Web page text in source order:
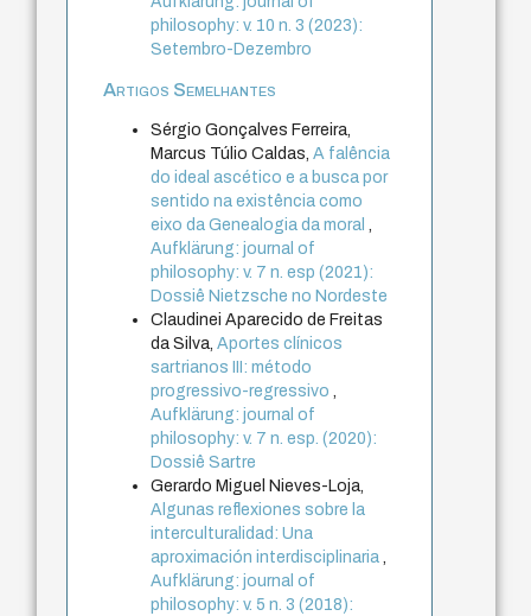
philosophy: v. 10 n. 3 (2023):
Setembro-Dezembro
Artigos Semelhantes
Sérgio Gonçalves Ferreira,
Marcus Túlio Caldas,A falência
do ideal ascético e a busca por
sentido na existência como
eixo da Genealogia da moral,
Aufklärung: journal of
philosophy: v. 7 n. esp (2021):
Dossiê Nietzsche no Nordeste
Claudinei Aparecido de Freitas
da Silva,Aportes clínicos
sartrianos III: método
progressivo-regressivo,
Aufklärung: journal of
philosophy: v. 7 n. esp. (2020):
Dossiê Sartre
Gerardo Miguel Nieves-Loja,
Algunas reflexiones sobre la
interculturalidad: Una
aproximación interdisciplinaria,
Aufklärung: journal of
philosophy: v. 5 n. 3 (2018):